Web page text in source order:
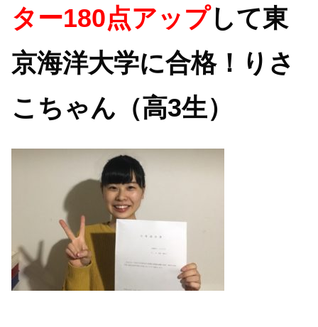
ター180点アップして東
京海洋大学に合格！りさ
こちゃん（高3生）